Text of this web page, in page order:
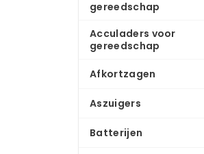
gereedschap
Acculaders voor
gereedschap
Afkortzagen
Aszuigers
Batterijen